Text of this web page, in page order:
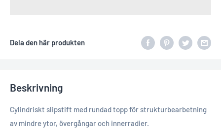
Dela den här produkten
Beskrivning
Cylindriskt slipstift med rundad topp för strukturbearbetning
av mindre ytor, övergångar och innerradier.